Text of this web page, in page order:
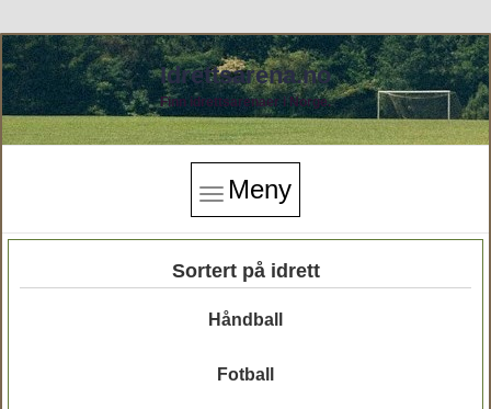
Idrettsarena.no
Finn idrettsarenaer i Norge.
Meny
Sortert på idrett
Håndball
Fotball